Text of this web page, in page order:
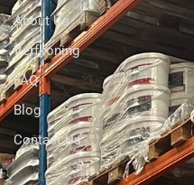
About Us
Verfkoning
FAQ
Blog
Contact Us